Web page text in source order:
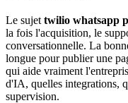
Le sujet twilio whatsapp
la fois l'acquisition, le
conversationnelle. La
longue pour publier une
qui aide vraiment
d'IA, quelles integrations,
supervision.